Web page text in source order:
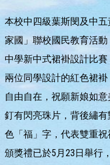
本校中四級葉斯閔及中
家國」聯校國民教育活
中學新中式裙褂設計比
兩位同學設計的紅色裙褂
自由自在，祝願新娘如
釘有閃亮珠片，背後繡
色「福」字，代表雙重祝
頒獎禮已於5月23日舉行